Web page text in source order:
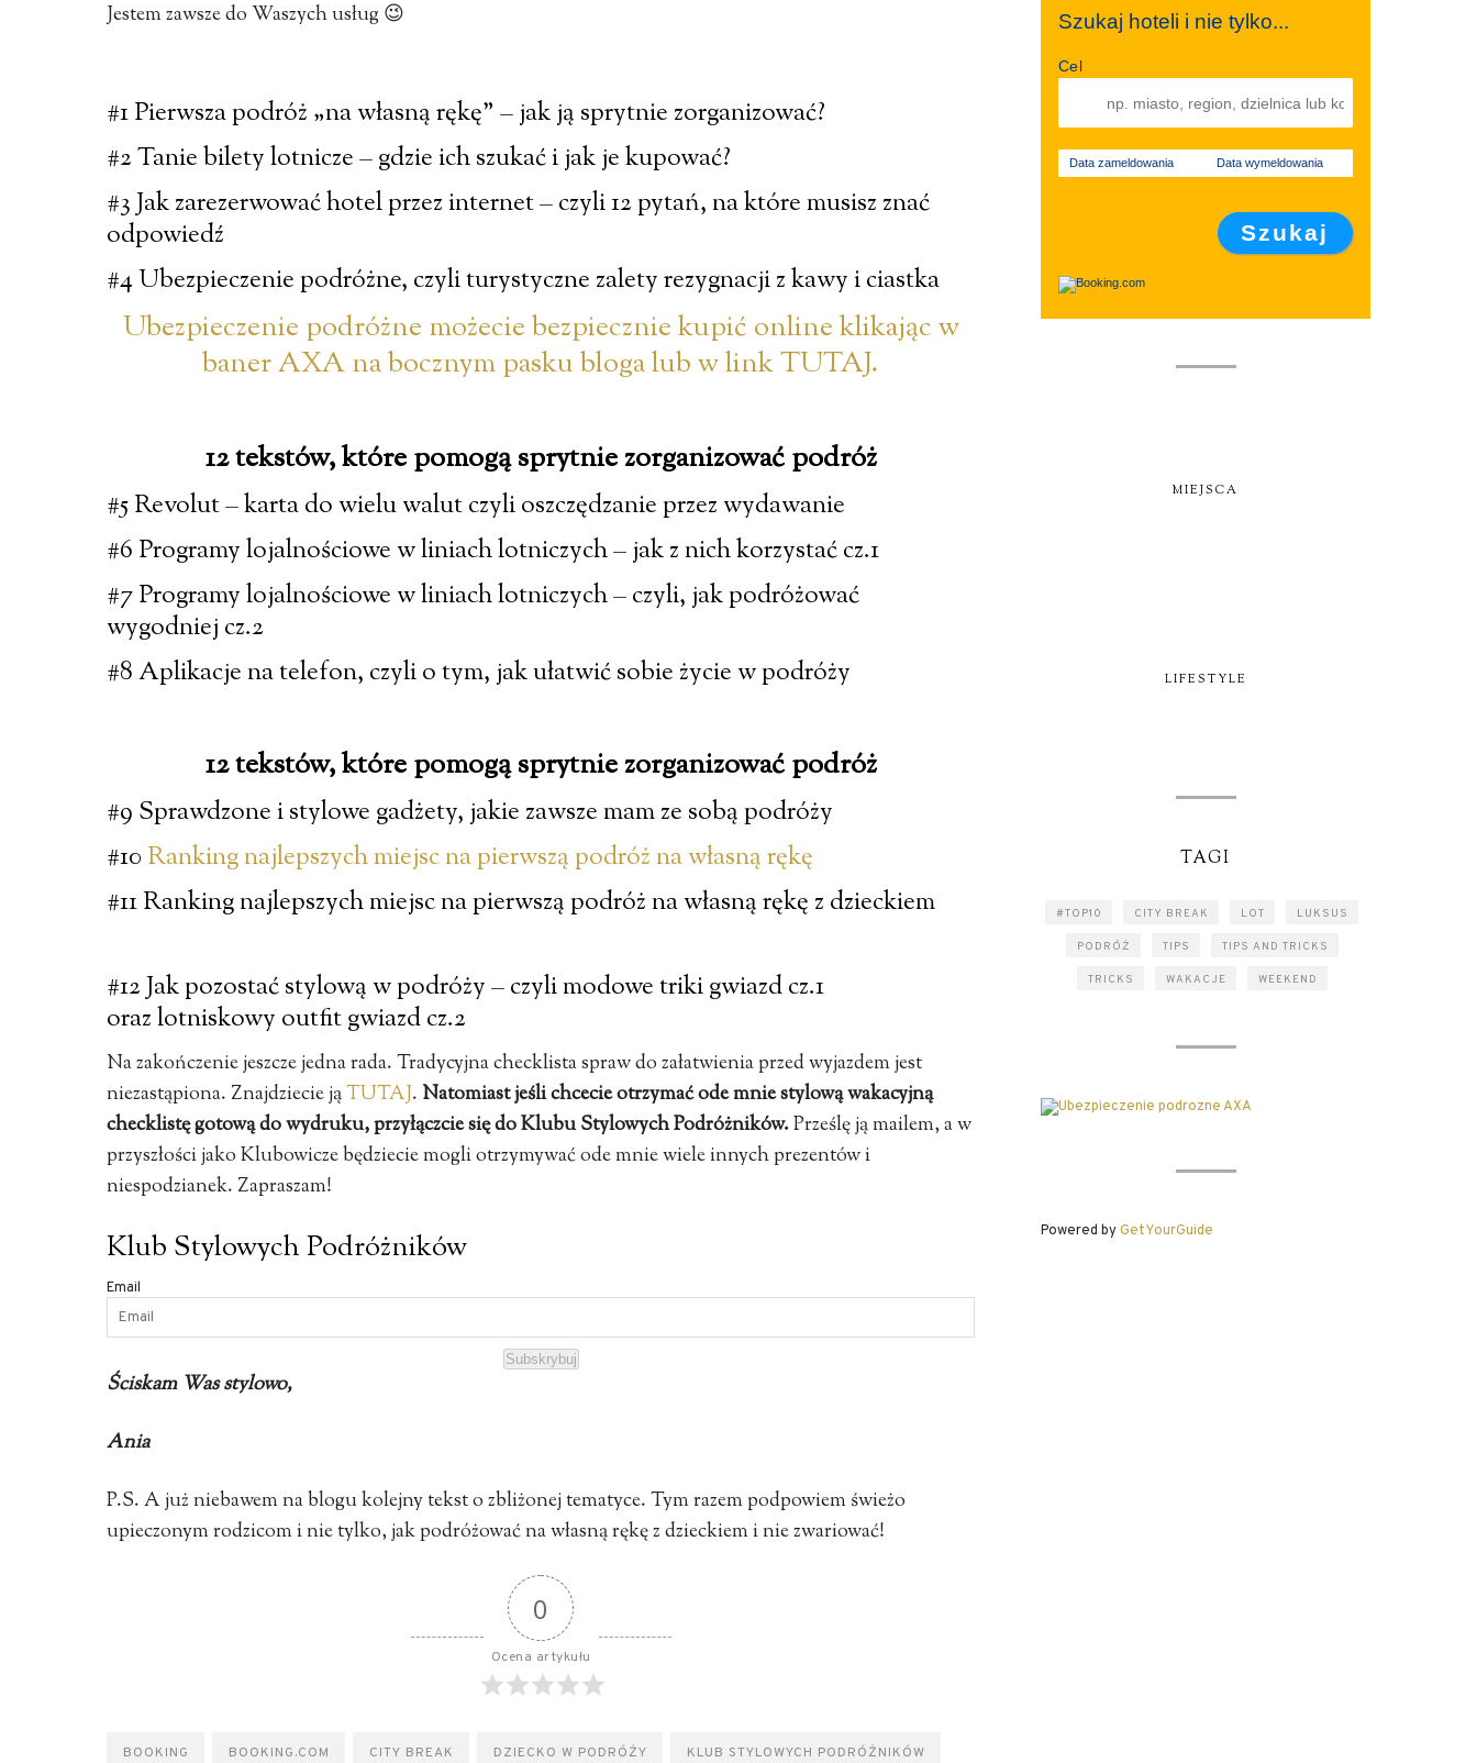
Jestem zawsze do Waszych usług 😉
#1 Pierwsza podróż „na własną rękę” – jak ją sprytnie zorganizować?
#2 Tanie bilety lotnicze – gdzie ich szukać i jak je kupować?
#3 Jak zarezerwować hotel przez internet – czyli 12 pytań, na które musisz znać
odpowiedź
#4 Ubezpieczenie podróżne, czyli turystyczne zalety rezygnacji z kawy i ciastka
Ubezpieczenie podróżne możecie bezpiecznie kupić online klikając w
baner AXA na bocznym pasku bloga lub w link TUTAJ.
12 tekstów, które pomogą sprytnie zorganizować podróż
#5 Revolut – karta do wielu walut czyli oszczędzanie przez wydawanie
#6 Programy lojalnościowe w liniach lotniczych – jak z nich korzystać cz.1
#7 Programy lojalnościowe w liniach lotniczych – czyli, jak podróżować
wygodniej cz.2
#8 Aplikacje na telefon, czyli o tym, jak ułatwić sobie życie w podróży
12 tekstów, które pomogą sprytnie zorganizować podróż
#9 Sprawdzone i stylowe gadżety, jakie zawsze mam ze sobą podróży
#10 Ranking najlepszych miejsc na pierwszą podróż na własną rękę
#11 Ranking najlepszych miejsc na pierwszą podróż na własną rękę z dzieckiem
#12 Jak pozostać stylową w podróży – czyli modowe triki gwiazd cz.1
orazlotniskowy outfit gwiazd cz.2
Na zakończenie jeszcze jedna rada. Tradycyjna checklista spraw do załatwienia przed wyjazdem jest
niezastąpiona. Znajdziecie jąTUTAJ. Natomiast jeśli chcecie otrzymać ode mnie stylową wakacyjną
checklistę gotową do wydruku, przyłączcie się do Klubu Stylowych Podróżników.Prześlę ją mailem, a w
przyszłości jako Klubowicze będziecie mogli otrzymywać ode mnie wiele innych prezentów i
niespodzianek. Zapraszam!
Klub Stylowych Podróżników
Email
Subskrybuj
Ściskam Was stylowo,
Ania
P.S. A już niebawem na blogu kolejny tekst o zbliżonej tematyce. Tym razem podpowiem świeżo
upieczonym rodzicom i nie tylko, jak podróżować na własną rękę z dzieckiem i nie zwariować!
0
Ocena artykułu
BOOKING BOOKING.COM CITY BREAK DZIECKO W PODRÓŻY KLUB STYLOWYCH PODRÓŻNIKÓW
Szukaj hoteli i nie tylko...
Cel
Data zameldowania Data wymeldowania
MIEJSCA
LIFESTYLE
TAGI
#TOP10 CITY BREAK LOT LUKSUS
PODRÓŻ TIPS TIPS AND TRICKS
TRICKS WAKACJE WEEKEND
Powered byGetYourGuide